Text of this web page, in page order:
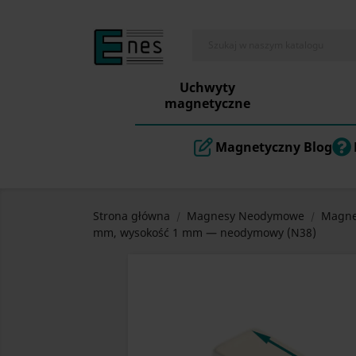
Uchwyty
magnetyczne
Magnetyczny Blog
Strona główna Magnesy Neodymowe
mm, wysokość 1 mm — neodymowy (N38)